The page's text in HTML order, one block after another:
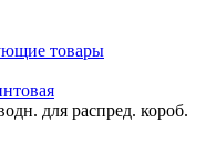
товары
для распред. короб.